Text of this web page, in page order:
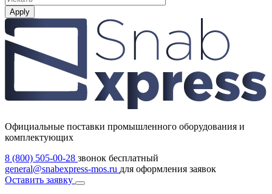
Apply
Официальные поставки промышленного оборудования и
комплектующих
8 (800) 505-00-28 звонок бесплатный
general@snabexpress-mos.ru для оформления заявок
Оставить заявку